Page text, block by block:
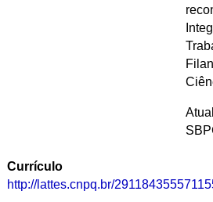
Currículo
http://lattes.cnpq.br/